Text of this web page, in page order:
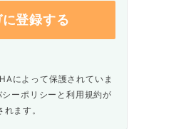
によって保護されていま
ーポリシー と 利用規約が
れます。